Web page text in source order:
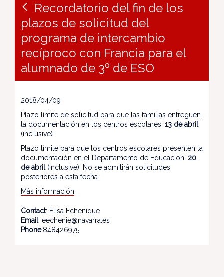
Recordatorio del fin de los
plazos de solicitud del
programa de intercambio
recíproco con Francia para el
alumnado de 3º de ESO
2018/04/09
Plazo límite de solicitud para que las familias entreguen
la documentación en los centros escolares: 13 de abril
(inclusive).
Plazo límite para que los centros escolares presenten la
documentación en el Departamento de Educación: 20
de abril (inclusive). No se admitirán solicitudes
posteriores a esta fecha.
Más información
Contact: Elisa Echenique
Email: eechenie@navarra.es
Phone:848426975